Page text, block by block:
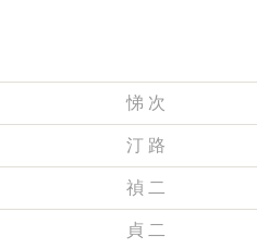
悌 次
汀 路
禎 二
貞 二